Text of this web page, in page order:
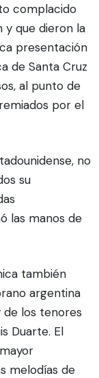
complacido
y que dieron la
presentación
de Santa Cruz
al punto de
por el
no
su
las manos de
también
argentina
de los tenores
Duarte. El
melodías de